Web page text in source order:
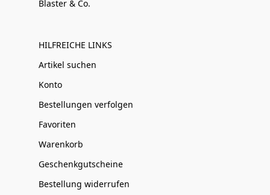
Blaster & Co.
HILFREICHE LINKS
Artikel suchen
Konto
Bestellungen verfolgen
Favoriten
Warenkorb
Geschenkgutscheine
Bestellung widerrufen